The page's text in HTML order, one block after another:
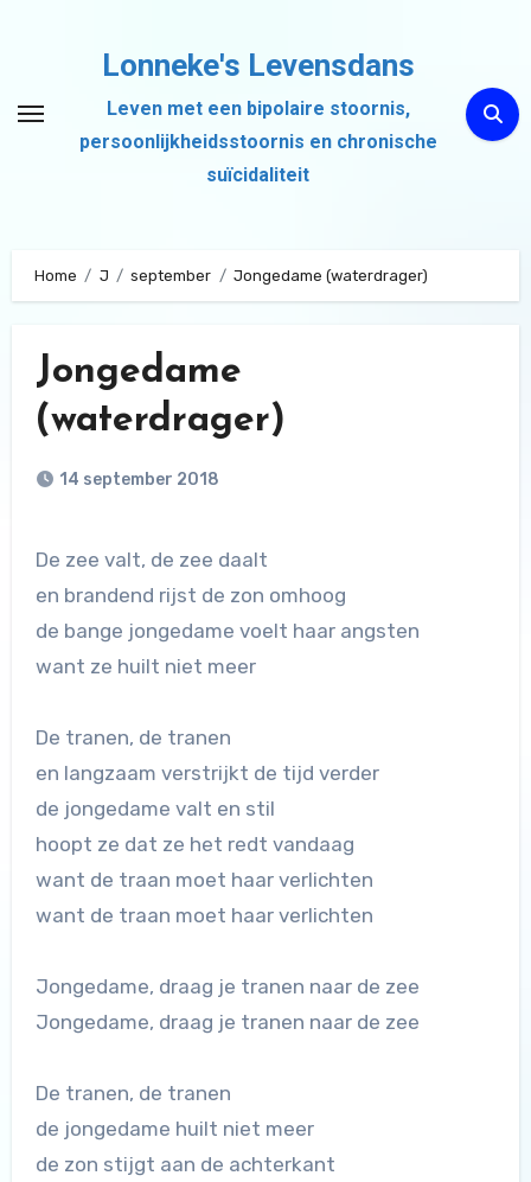
inhoud
Lonneke's Levensdans
Leven met een bipolaire stoornis,
persoonlijkheidsstoornis en chronische
suïcidaliteit
Home J september Jongedame (waterdrager)
Jongedame
(waterdrager)
14 september 2018
De zee valt, de zee daalt
en brandend rijst de zon omhoog
de bange jongedame voelt haar angsten
want ze huilt niet meer
De tranen, de tranen
en langzaam verstrijkt de tijd verder
de jongedame valt en stil
hoopt ze dat ze het redt vandaag
want de traan moet haar verlichten
want de traan moet haar verlichten
Jongedame, draag je tranen naar de zee
Jongedame, draag je tranen naar de zee
De tranen, de tranen
de jongedame huilt niet meer
de zon stijgt aan de achterkant